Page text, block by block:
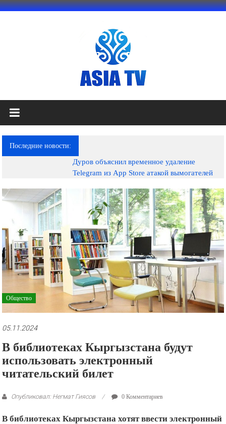
Перейти
АЗИЯ
ТВ
это
телеканал
документальные
фильмы,
музыкальные
произведения,
рекламные
ролики
и
презентации.
Последние новости:
Дуров объяснил временное удаление
Telegram из App Store атакой вымогателей
Общество
05.11.2024
В библиотеках Кыргызстана будут
использовать электронный
читательский билет
Опубликовал: Негмат Гиясов 0 Комментариев
В библиотеках Кыргызстана хотят ввести электронный